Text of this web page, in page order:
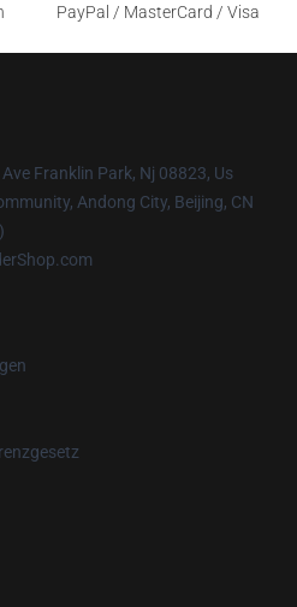
PayPal / MasterCard / Visa
Franklin Park, Nj 08823, Us
Andong City, Beijing, CN